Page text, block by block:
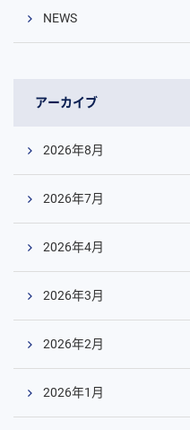
NEWS
アーカイブ
2026年8月
2026年7月
2026年4月
2026年3月
2026年2月
2026年1月